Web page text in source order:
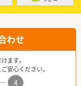
わせ
ます。
安心ください。
4